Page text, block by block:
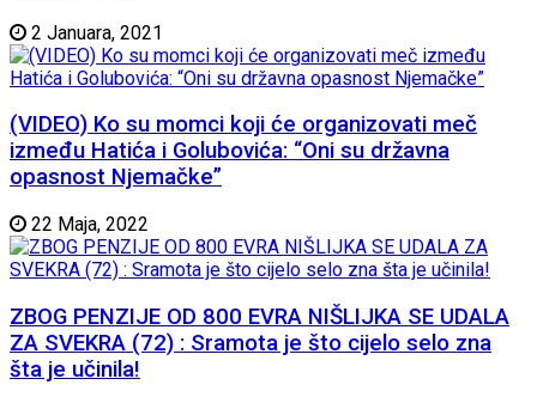
2 Januara, 2021
(VIDEO) Ko su momci koji će organizovati meč
između Hatića i Golubovića: “Oni su državna
opasnost Njemačke”
22 Maja, 2022
ZBOG PENZIJE OD 800 EVRA NIŠLIJKA SE UDALA
ZA SVEKRA (72) : Sramota je što cijelo selo zna
šta je učinila!